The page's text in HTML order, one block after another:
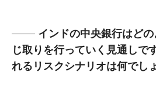
インドの中央銀行はど
じ取りを行っていく見通しで
れるリスクシナリオは何でし